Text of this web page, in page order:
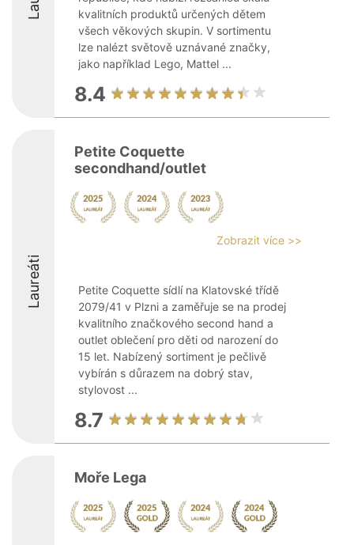
kvalitních produktů určených dětem
všech věkových skupin. V sortimentu
lze nalézt světově uznávané značky,
jako například Lego, Mattel ...
8.4
Laureáti
Petite Coquette
secondhand/outlet
Zobrazit více >>
Petite Coquette sídlí na Klatovské třídě
2079/41 v Plzni a zaměřuje se na prodej
kvalitního značkového second hand a
outlet oblečení pro děti od narození do
15 let. Nabízený sortiment je pečlivě
vybírán s důrazem na dobrý stav,
stylovost ...
8.7
Moře Lega